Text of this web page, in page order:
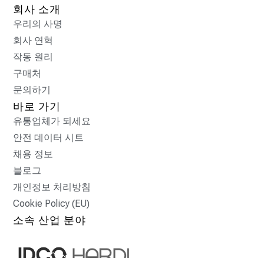
회사 소개
우리의 사명
회사 연혁
작동 원리
구매처
문의하기
바로 가기
유통업체가 되세요
안전 데이터 시트
채용 정보
블로그
개인정보 처리방침
Cookie Policy (EU)
소속 산업 분야